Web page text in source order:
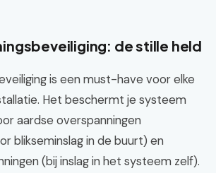
de stille held
is een must-have voor elke
Het beschermt je systeem
aardse overspanningen
blikseminslag in de buurt) en
(bij inslag in het systeem zelf).